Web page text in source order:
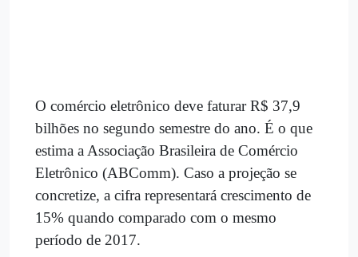
O comércio eletrônico deve faturar R$ 37,9
bilhões no segundo semestre do ano. É o que
estima a Associação Brasileira de Comércio
Eletrônico (ABComm). Caso a projeção se
concretize, a cifra representará crescimento de
15% quando comparado com o mesmo
período de 2017.